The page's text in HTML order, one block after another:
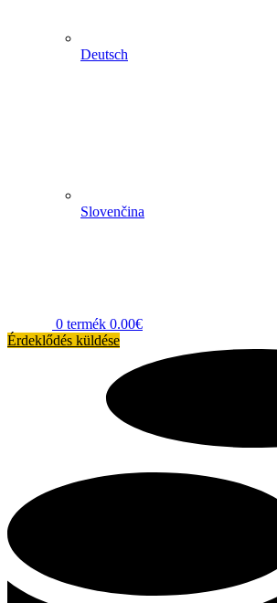
Deutsch
Slovenčina
0 termék 0.00€
Érdeklődés küldése